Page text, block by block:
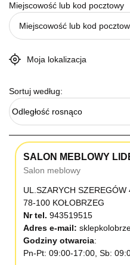
Miejscowość lub kod pocztowy
Moja lokalizacja
Sortuj według:
Odległość rosnąco
SALON MEBLOWY
Salon meblowy
UL.SZARYCH SZEREGÓW
78-100 KOŁOBRZEG
Nr tel. 943519515
Adres e-mail:
Godziny otwarcia
Pn-Pt: 09:00-17:00, Sb: